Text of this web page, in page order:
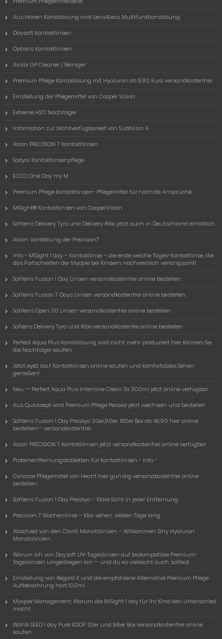
Aus Horien Kombilösung wird Lens4Less Multifunktionslösung:
Daysoft Kontaktlinsen
Options Kontaktlinsen
Avizor GP Cleaner / Reiniger
Premium Pflege Kombilösung mit Hyaluron ab 9,90 Euro versandkostenfrei.
Einstellung der Pflegemittel von Cooper Vision
Extreme H2O Nachfolger
Information zur Nichtverfügbarkeit von Subtilisin A
Alcon PRECISION 7 Kontaktlinsen
Sodyal Kontaktlinsenpflege
ECCO One Day my M
Premium Pflege Kontaktlinsen- Pflegemittel für höchste Ansprüche
MiSight® Kontaktlinsen von CooperVision
Safilens Delivery Tyro und Delivery Ribo jetzt auch in Deutschland erhältlich
Alcon: Vorstellung der Precision7
Info - MiSight 1 day – Kontaktlinse – die erste weiche Tages-Kontaktlinse, die
das Fortschreiten der Myopie bei Kindern nachweislich verlangsamt!
Safilens Fusion 1 Day Linsen versandkostenfrei online bestellen.
Safilens Fusion 7 Days Linsen versandkostenfrei online bestellen.
Safilens Open 30 Linsen versandkostenfrei online bestellen.
Safiens Delivery Tyro und Ribo versandkostenfei online bestellen
Perfect Aqua Plus Kombilösung wird nicht mehr produziert hier können Sie
die Nachfolger kaufen.
Jetzt eye2 bio.f Kontaktlinsen online kaufen und komfortables Sehen
genießen!
Neu -- Perfect Aqua Plus Intensive Clean 3x 300ml jetzt online verfügbar
Aus Quicksept wird Premium Pflege Peroxid jetzt wechseln und bestellen
Safilens Fusion 1 Day Presbyo 30er,90er. 180er Box ab 49,90 hier online
bestellen-- versandkostenfrei
Alcon PRECISION 7 Kontaktlinsen jetzt versandkostenfrei online verfügbar
Proteinentfernungstabletten für Kontaktlinsen - Info -
Concare Pflegemittel von Hecht hier günstig versandkostenfrei online
bestellen.
Safilens Fusion 1 Day Presbyo – Klare Sicht in jeder Entfernung
Precision 7 Wochenlinse – Klar sehen, sieben Tage lang
Abschied von den Clariti Monatslinsen – Willkommen Sihy Hyaluron
Monatslinsen
Warum ich von Daysoft UV-Tageslinsen auf biokompatible Premium-
Tageslinsen umgestiegen bin — und du es vielleicht auch solltest
Einstellung von Regard K und die empfohlene Alternative Premium Pflege
Aufbewahrung hart 100ml
Myopie-Management: Warum die MiSight 1 day für Ihr Kind den Unterschied
macht
Wöhlk SEED 1 day Pure EDOF 32er und 96er Box versandkostenfrei online
kaufen